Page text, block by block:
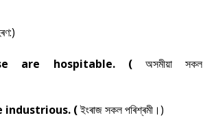
are hospitable. ( অসমীয়া সকল
industrious. (ইংৰাজ সকল পৰিশ্ৰমী।)